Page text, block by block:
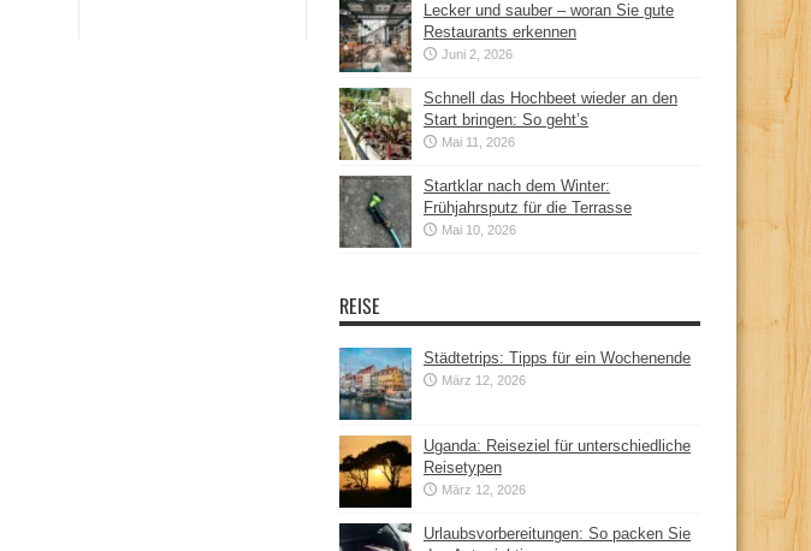
Lecker und sauber – woran Sie gute
Restaurants erkennen
Juni 2, 2026
Schnell das Hochbeet wieder an den
Start bringen: So geht’s
Mai 11, 2026
Startklar nach dem Winter:
Frühjahrsputz für die Terrasse
Mai 10, 2026
REISE
Städtetrips: Tipps für ein Wochenende
März 12, 2026
Uganda: Reiseziel für unterschiedliche
Reisetypen
März 12, 2026
Urlaubsvorbereitungen: So packen Sie